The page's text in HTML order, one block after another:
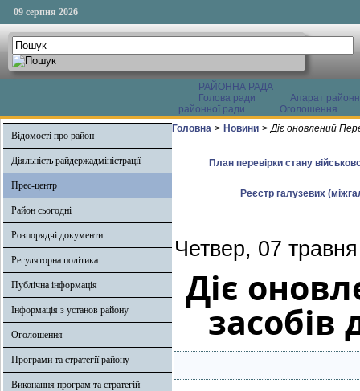
09 серпня 2026
РАЙОННА РАДА
Голова ради
Апарат
районної ради
Оголошення
Відомості про район
Діяльність райдержадміністрації
Прес-центр
Район сьогодні
Розпорядчі документи
Регуляторна політика
Публічна інформація
Інформація з установ району
Оголошення
Програми та стратегії району
Виконання програм та стратегій
Головна > Новини > Діє оновлений
План перевірки стану
Реєстр галузевих
Четвер, 07
Діє
засобів